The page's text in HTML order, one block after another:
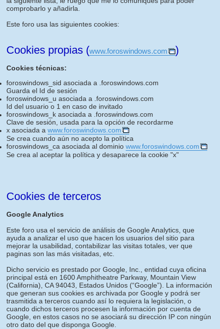
comprobarlo y añadirla.
Este foro usa las siguientes cookies:
Cookies propias (www.foroswindows.com )
Cookies técnicas:
foroswindows_sid asociada a .foroswindows.com
Guarda el Id de sesión
foroswindows_u asociada a .foroswindows.com
Id del usuario o 1 en caso de invitado
foroswindows_k asociada a .foroswindows.com
Clave de sesión, usada para la opción de recordarme
x asociada a www.foroswindows.com
Se crea cuando aún no acepto la política
foroswindows_ca asociada al dominio www.foroswindows.com
Se crea al aceptar la política y desaparece la cookie "x"
Cookies de terceros
Google Analytics
Este foro usa el servicio de análisis de Google Analytics, que
ayuda a analizar el uso que hacen los usuarios del sitio para
mejorar la usabilidad, contabilizar las visitas totales, ver que
paginas son las más visitadas, etc.
Dicho servicio es prestado por Google, Inc., entidad cuya oficina
principal está en 1600 Amphitheatre Parkway, Mountain View
(California), CA 94043, Estados Unidos (“Google”). La información
que generan sus cookies es archivada por Google y podrá ser
trasmitida a terceros cuando así lo requiera la legislación, o
cuando dichos terceros procesen la información por cuenta de
Google, en estos casos no se asociará su dirección IP con ningún
otro dato del que disponga Google.